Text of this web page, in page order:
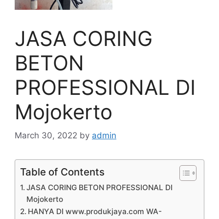
JASA CORING
BETON
PROFESSIONAL DI
Mojokerto
March 30, 2022 by admin
Table of Contents
JASA CORING BETON PROFESSIONAL DI
Mojokerto
HANYA DI www.produkjaya.com WA-